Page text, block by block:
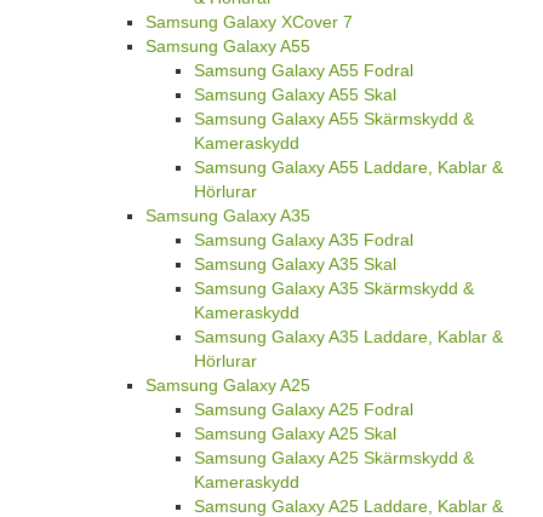
Samsung Galaxy XCover 7
Samsung Galaxy A55
Samsung Galaxy A55 Fodral
Samsung Galaxy A55 Skal
Samsung Galaxy A55 Skärmskydd &
Kameraskydd
Samsung Galaxy A55 Laddare, Kablar &
Hörlurar
Samsung Galaxy A35
Samsung Galaxy A35 Fodral
Samsung Galaxy A35 Skal
Samsung Galaxy A35 Skärmskydd &
Kameraskydd
Samsung Galaxy A35 Laddare, Kablar &
Hörlurar
Samsung Galaxy A25
Samsung Galaxy A25 Fodral
Samsung Galaxy A25 Skal
Samsung Galaxy A25 Skärmskydd &
Kameraskydd
Samsung Galaxy A25 Laddare, Kablar &